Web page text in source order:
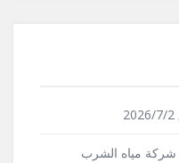
شركة مياه الشرب